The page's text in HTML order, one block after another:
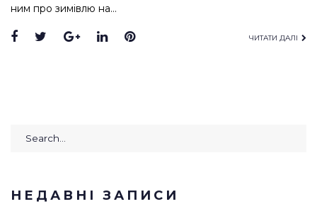
ним про зимівлю на…
Facebook
TwitterGoogle+
LinkedInPinterest ЧИТАТИ ДАЛІ
Search
НЕДАВНІ ЗАПИСИ